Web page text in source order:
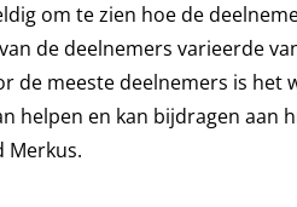
om te zien hoe de
de deelnemers varieerde
de meeste deelnemers is het
helpen en kan bijdragen aan
Merkus.